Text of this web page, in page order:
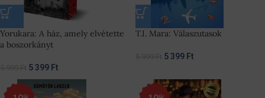
Yorukara: A ház, amely elvétette
a boszorkányt
5 399 Ft
T.I. Mara: Válaszutasok
5 399 Ft